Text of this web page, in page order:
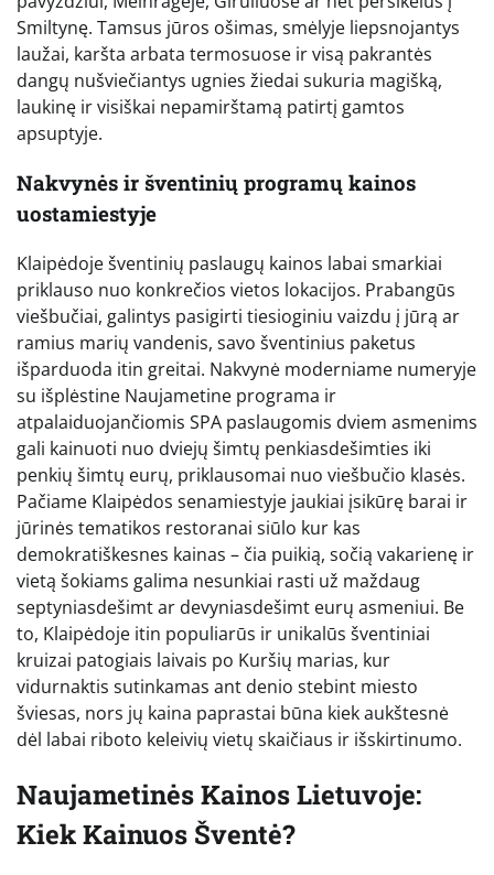
Smiltynę. Tamsus jūros ošimas, smėlyje liepsnojantys
laužai, karšta arbata termosuose ir visą pakrantės
dangų nušviečiantys ugnies žiedai sukuria magišką,
laukinę ir visiškai nepamirštamą patirtį gamtos
apsuptyje.
Nakvynės ir šventinių programų kainos
uostamiestyje
Klaipėdoje šventinių paslaugų kainos labai smarkiai
priklauso nuo konkrečios vietos lokacijos. Prabangūs
viešbučiai, galintys pasigirti tiesioginiu vaizdu į jūrą ar
ramius marių vandenis, savo šventinius paketus
išparduoda itin greitai. Nakvynė moderniame numeryje
su išplėstine Naujametine programa ir
atpalaiduojančiomis SPA paslaugomis dviem asmenims
gali kainuoti nuo dviejų šimtų penkiasdešimties iki
penkių šimtų eurų, priklausomai nuo viešbučio klasės.
Pačiame Klaipėdos senamiestyje jaukiai įsikūrę barai ir
jūrinės tematikos restoranai siūlo kur kas
demokratiškesnes kainas – čia puikią, sočią vakarienę ir
vietą šokiams galima nesunkiai rasti už maždaug
septyniasdešimt ar devyniasdešimt eurų asmeniui. Be
to, Klaipėdoje itin populiarūs ir unikalūs šventiniai
kruizai patogiais laivais po Kuršių marias, kur
vidurnaktis sutinkamas ant denio stebint miesto
šviesas, nors jų kaina paprastai būna kiek aukštesnė
dėl labai riboto keleivių vietų skaičiaus ir išskirtinumo.
Naujametinės Kainos Lietuvoje:
Kiek Kainuos Šventė?